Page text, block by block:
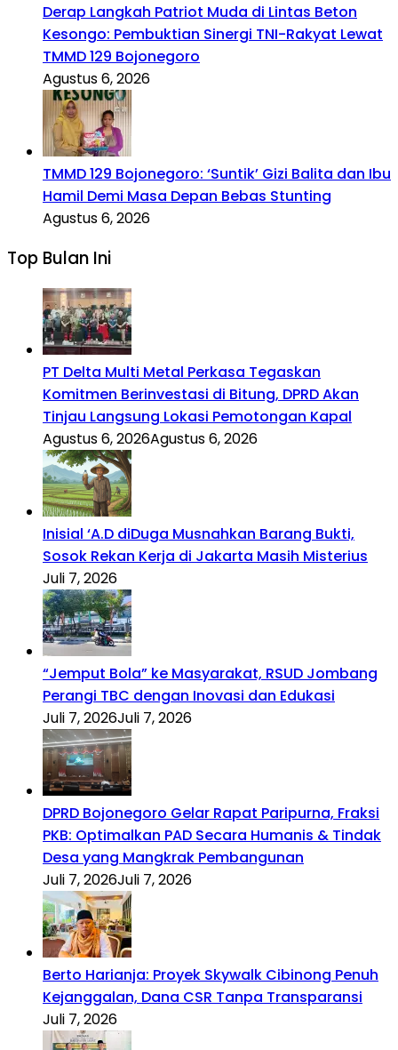
Derap Langkah Patriot Muda di Lintas Beton
Kesongo: Pembuktian Sinergi TNI-Rakyat Lewat
TMMD 129 Bojonegoro
Agustus 6, 2026
TMMD 129 Bojonegoro: ‘Suntik’ Gizi Balita dan Ibu
Hamil Demi Masa Depan Bebas Stunting
Agustus 6, 2026
Top Bulan Ini
PT Delta Multi Metal Perkasa Tegaskan
Komitmen Berinvestasi di Bitung, DPRD Akan
Tinjau Langsung Lokasi Pemotongan Kapal
Agustus 6, 2026Agustus 6, 2026
Inisial ‘A.D diDuga Musnahkan Barang Bukti,
Sosok Rekan Kerja di Jakarta Masih Misterius
Juli 7, 2026
“Jemput Bola” ke Masyarakat, RSUD Jombang
Perangi TBC dengan Inovasi dan Edukasi
Juli 7, 2026Juli 7, 2026
DPRD Bojonegoro Gelar Rapat Paripurna, Fraksi
PKB: Optimalkan PAD Secara Humanis & Tindak
Desa yang Mangkrak Pembangunan
Juli 7, 2026Juli 7, 2026
Berto Harianja: Proyek Skywalk Cibinong Penuh
Kejanggalan, Dana CSR Tanpa Transparansi
Juli 7, 2026